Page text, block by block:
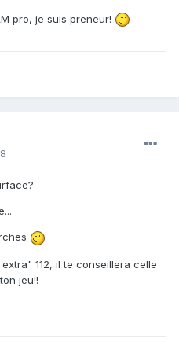
pro, je suis preneur!
112, il te conseillera celle
jeu!!